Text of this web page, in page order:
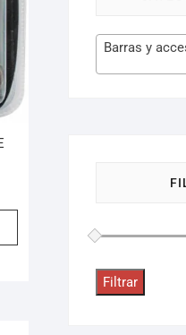
Barras y
Filtrar